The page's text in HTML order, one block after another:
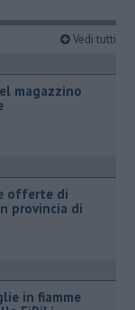
Vedi tutti
magazzino
offerte di
provincia di
in fiamme